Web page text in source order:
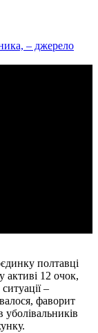
– джерело
полтавці
активі 12 очок,
–
фаворит